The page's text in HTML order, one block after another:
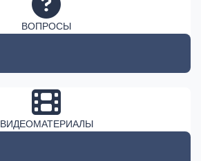
ВОПРОСЫ
ВИДЕОМАТЕРИАЛЫ